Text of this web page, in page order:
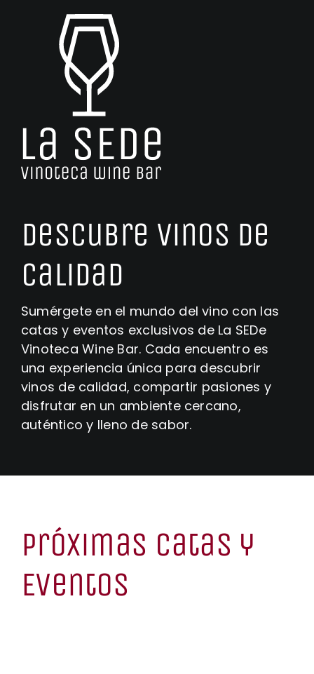
Contacto
Carrito
Mi Cuenta
Descubre vinos de
calidad
Sumérgete en el mundo del vino con las
catas y eventos exclusivos de La SEDe
Vinoteca Wine Bar. Cada encuentro es
una experiencia única para descubrir
vinos de calidad, compartir pasiones y
disfrutar en un ambiente cercano,
auténtico y lleno de sabor.
Próximas Catas y
Eventos